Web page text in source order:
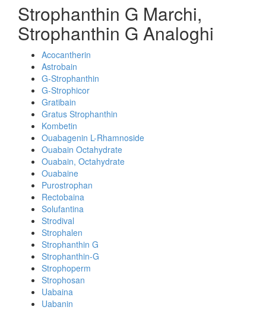
Strophanthin G Marchi,
Strophanthin G Analoghi
Acocantherin
Astrobain
G-Strophanthin
G-Strophicor
Gratibain
Gratus Strophanthin
Kombetin
Ouabagenin L-Rhamnoside
Ouabain Octahydrate
Ouabain, Octahydrate
Ouabaine
Purostrophan
Rectobaina
Solufantina
Strodival
Strophalen
Strophanthin G
Strophanthin-G
Strophoperm
Strophosan
Uabaina
Uabanin